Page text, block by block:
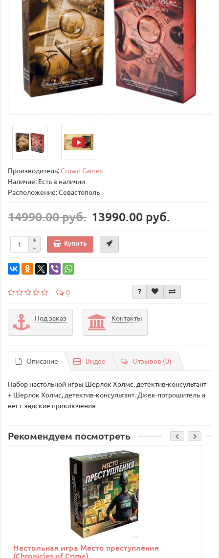
Производитель: Crowd Games
Наличие: Есть в наличии
Расположение: Севастополь
14990.00 руб. 13990.00 руб.
Купить
0
Под заказ Контакты
Описание Видео Отзывов (0)
Набор настольной игры Шерлок Холмс, детектив-консультант
+ Шерлок Холмс, детектив-консультант. Джек-потрошитель и
вест-эндские приключения
Рекомендуем посмотреть
Настольная игра Место преступления
(Chronicles of Crime)